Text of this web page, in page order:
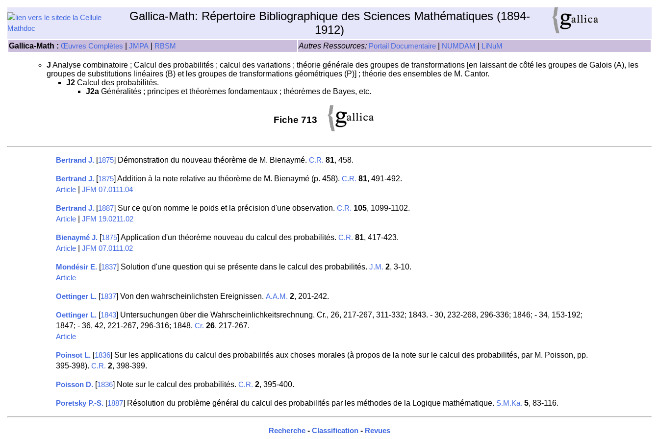
Gallica-Math: Répertoire Bibliographique des Sciences Mathématiques (1894-
1912)
Gallica-Math : Œuvres Complètes JMPA RBSM Autres Ressources: Portail Documentaire NUMDAM LiNuM
J Analyse combinatoire ; Calcul des probabilités ; calcul des variations ; théorie générale des groupes de transformations [en laissant de côté les groupes de Galois (A), les
groupes de substitutions linéaires (B) et les groupes de transformations géométriques (P)] ; théorie des ensembles de M. Cantor.
J2 Calcul des probabilités.
J2a Généralités ; principes et théorèmes fondamentaux ; théorèmes de Bayes, etc.
Fiche 713
Bertrand J. [1875] Démonstration du nouveau théorème de M. Bienaymé. C.R. 81, 458.
Bertrand J. [1875] Addition à la note relative au théorème de M. Bienaymé (p. 458). C.R. 81, 491-492.
Article| JFM 07.0111.04
Bertrand J. [1887] Sur ce qu'on nomme le poids et la précision d'une observation. C.R. 105, 1099-1102.
Article| JFM 19.0211.02
Bienaymé J. [1875] Application d'un théorème nouveau du calcul des probabilités. C.R. 81, 417-423.
Article| JFM 07.0111.02
Mondésir E. [1837] Solution d'une question qui se présente dans le calcul des probabilités. J.M. 2, 3-10.
Article
Oettinger L. [1837] Von den wahrscheinlichsten Ereignissen. A.A.M. 2, 201-242.
Oettinger L. [1843] Untersuchungen über die Wahrscheinlichkeitsrechnung. Cr., 26, 217-267, 311-332; 1843. - 30, 232-268, 296-336; 1846; - 34, 153-192;
1847; - 36, 42, 221-267, 296-316; 1848. Cr. 26, 217-267.
Article
Poinsot L. [1836] Sur les applications du calcul des probabilités aux choses morales (à propos de la note sur le calcul des probabilités, par M. Poisson, pp.
395-398). C.R. 2, 398-399.
Poisson D. [1836] Note sur le calcul des probabilités. C.R. 2, 395-400.
Poretsky P.-S. [1887] Résolution du problème général du calcul des probabilités par les méthodes de la Logique mathématique. S.M.Ka. 5, 83-116.
Recherche - Classification - Revues